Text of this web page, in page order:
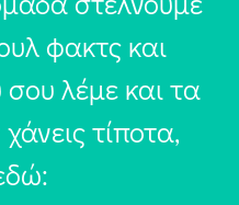
φακτς και
λέμε και τα
τίποτα,